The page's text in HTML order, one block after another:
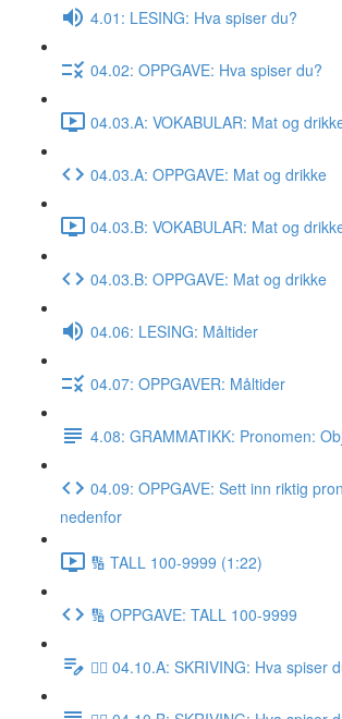
4.01: LESING: Hva spiser du?
04.02: OPPGAVE: Hva spiser du?
04.03.A: VOKABULAR: Mat og
04.03.A: OPPGAVE: Mat og drikke
04.03.B: VOKABULAR: Mat og
04.03.B: OPPGAVE: Mat og drikke
04.06: LESING: Måltider
04.07: OPPGAVER: Måltider
4.08: GRAMMATIKK: Pronomen:
04.09: OPPGAVE: Sett inn riktig
nedenfor
🔢 TALL 100-9999 (1:22)
🔢 OPPGAVE: TALL 100-9999
✍🏼 04.10.A: SKRIVING: Hva spiser